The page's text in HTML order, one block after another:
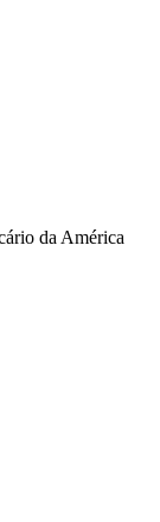
da América